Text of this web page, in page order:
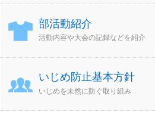
部活動紹介
活動内容や大会の記録などを紹介
いじめ防止基本方針
いじめを未然に防ぐ取り組み